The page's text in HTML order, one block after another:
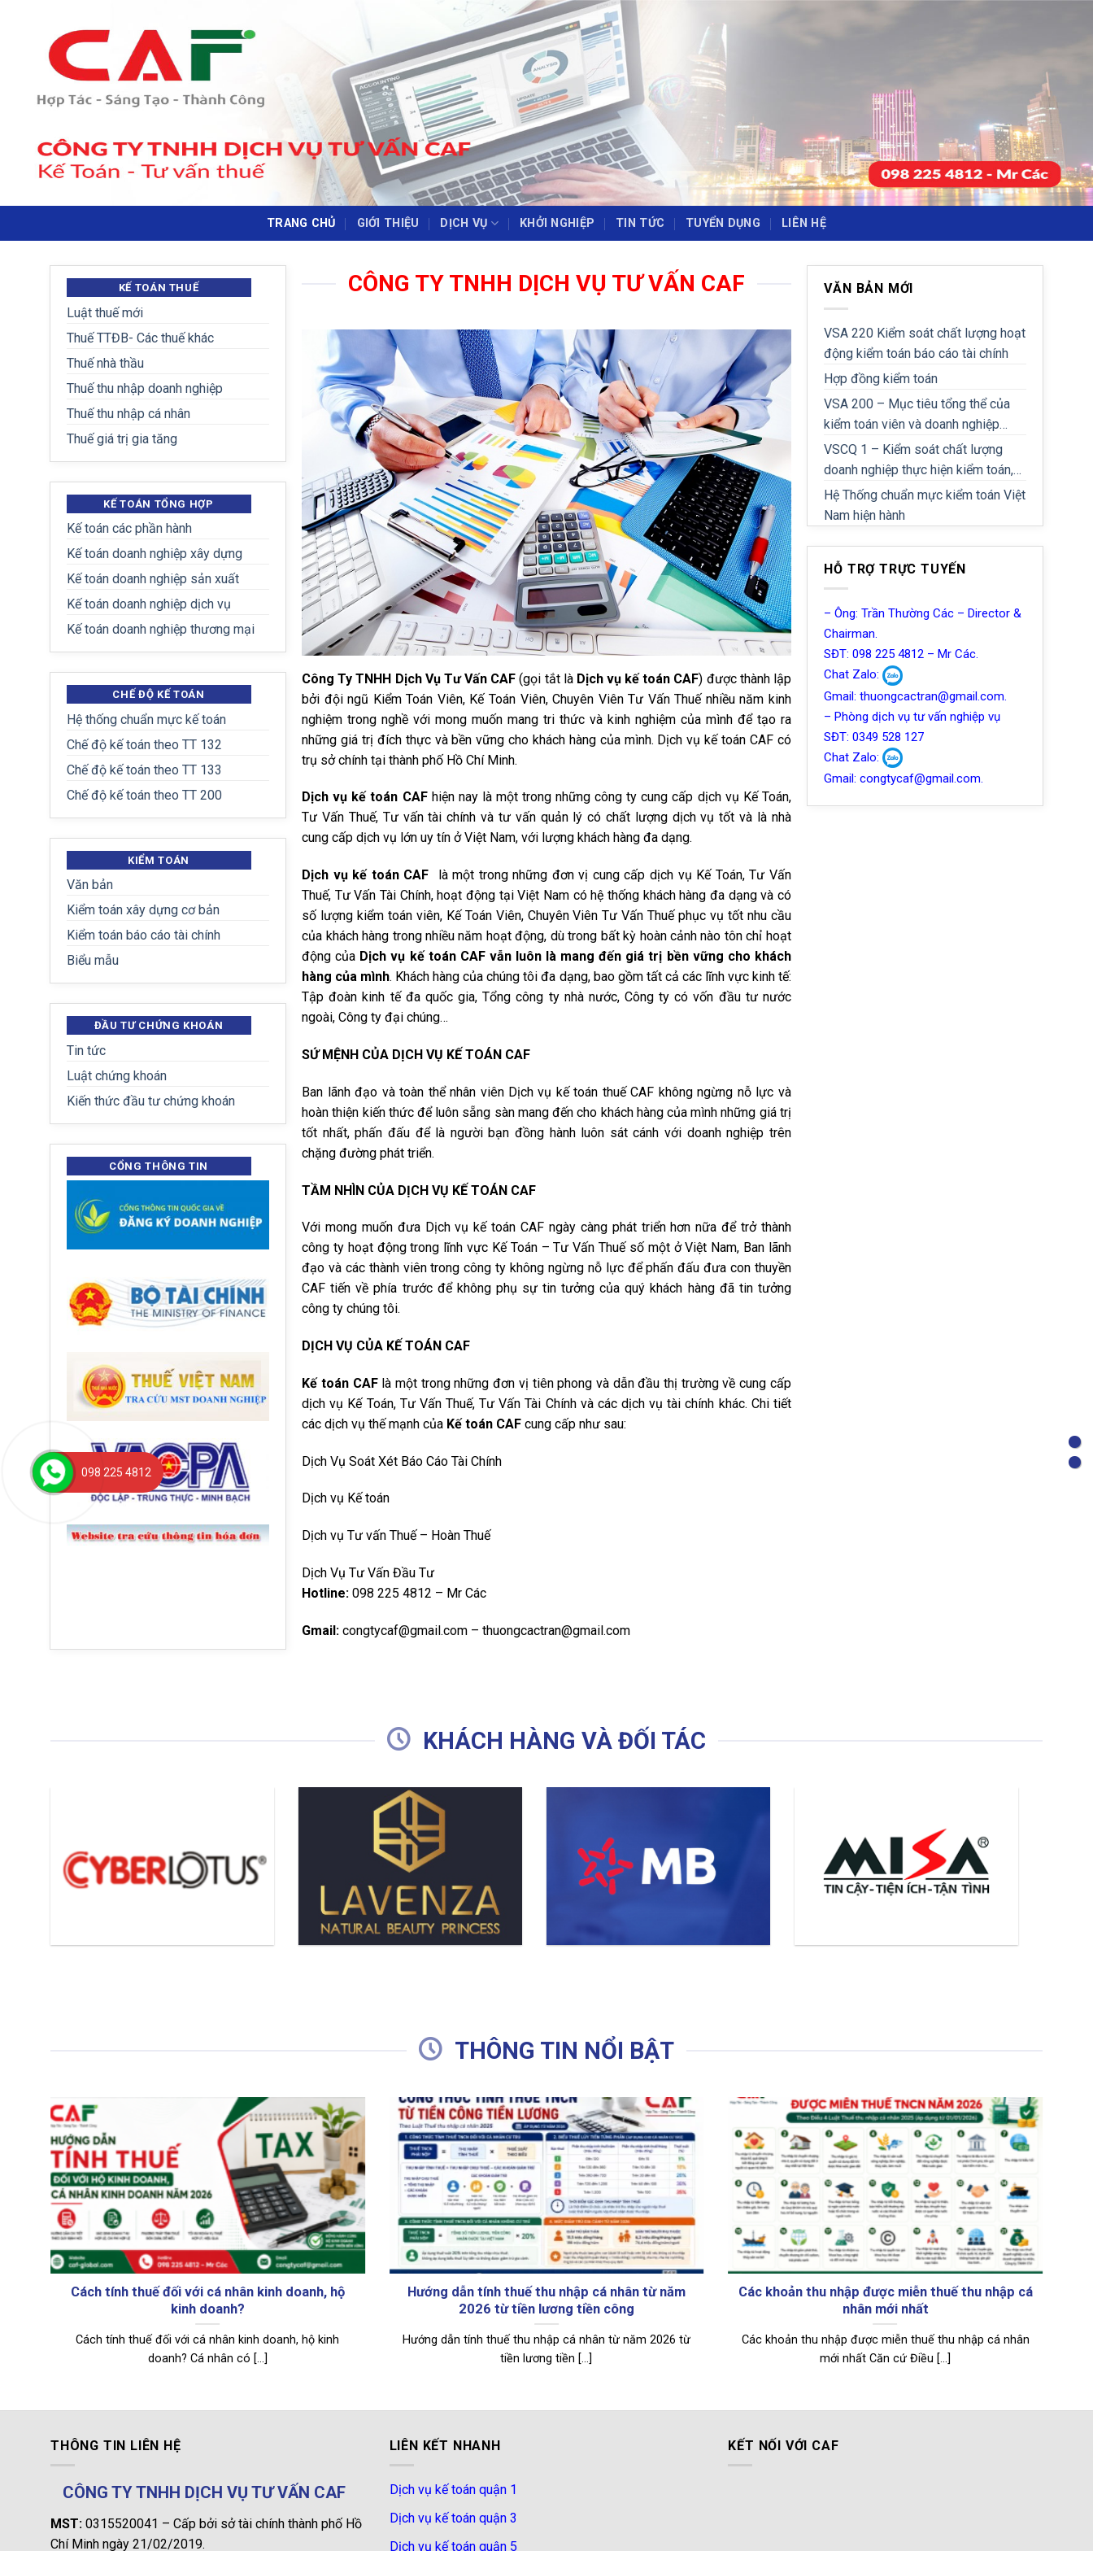
‹ ›
-
TRANG CHỦ GIỚI THIỆU DỊCH VỤ KHỞI NGHIỆP TIN TỨC TUYỂN DỤNG LIÊN HỆ
KẾ TOÁN THUẾ
Luật thuế mới
Thuế TTĐB- Các thuế khác
Thuế nhà thầu
Thuế thu nhập doanh nghiệp
Thuế thu nhập cá nhân
Thuế giá trị gia tăng
KẾ TOÁN TỔNG HỢP
Kế toán các phần hành
Kế toán doanh nghiệp xây dựng
Kế toán doanh nghiệp sản xuất
Kế toán doanh nghiệp dịch vụ
Kế toán doanh nghiệp thương mại
CHẾ ĐỘ KẾ TOÁN
Hệ thống chuẩn mực kế toán
Chế độ kế toán theo TT 132
Chế độ kế toán theo TT 133
Chế độ kế toán theo TT 200
KIỂM TOÁN
Văn bản
Kiểm toán xây dựng cơ bản
Kiểm toán báo cáo tài chính
Biểu mẫu
ĐẦU TƯ CHỨNG KHOÁN
Tin tức
Luật chứng khoán
Kiến thức đầu tư chứng khoán
CỔNG THÔNG TIN
CÔNG TY TNHH DỊCH VỤ TƯ VẤN CAF
Công Ty TNHH Dịch Vụ Tư Vấn CAF (gọi tắt là Dịch vụ kế toán CAF) được thành lập
bởi đội ngũ Kiểm Toán Viên, Kế Toán Viên, Chuyên Viên Tư Vấn Thuế nhiều năm kinh
nghiệm trong nghề với mong muốn mang tri thức và kinh nghiệm của mình để tạo ra
những giá trị đích thực và bền vững cho khách hàng của mình. Dịch vụ kế toán CAF có
trụ sở chính tại thành phố Hồ Chí Minh.
Dịch vụ kế toán CAFhiện nay là một trong những công ty cung cấp dịch vụ Kế Toán,
Tư Vấn Thuế, Tư vấn tài chính và tư vấn quản lý có chất lượng dịch vụ tốt và là nhà
cung cấp dịch vụ lớn uy tín ở Việt Nam, với lượng khách hàng đa dạng.
Dịch vụ kế toán CAF là một trong những đơn vị cung cấp dịch vụ Kế Toán, Tư Vấn
Thuế, Tư Vấn Tài Chính, hoạt động tại Việt Nam có hệ thống khách hàng đa dạng và có
số lượng kiểm toán viên, Kế Toán Viên, Chuyên Viên Tư Vấn Thuế phục vụ tốt nhu cầu
của khách hàng trong nhiều năm hoạt động, dù trong bất kỳ hoàn cảnh nào tôn chỉ hoạt
động của Dịch vụ kế toán CAF vẫn luôn là mang đến giá trị bền vững cho khách
hàng của mình. Khách hàng của chúng tôi đa dạng, bao gồm tất cả các lĩnh vực kinh tế:
Tập đoàn kinh tế đa quốc gia, Tổng công ty nhà nước, Công ty có vốn đầu tư nước
ngoài, Công ty đại chúng…
SỨ MỆNH CỦA DỊCH VỤ KẾ TOÁN CAF
Ban lãnh đạo và toàn thể nhân viên Dịch vụ kế toán thuế CAF không ngừng nỗ lực và
hoàn thiện kiến thức để luôn sẵng sàn mang đến cho khách hàng của mình những giá trị
tốt nhất, phấn đấu để là người bạn đồng hành luôn sát cánh với doanh nghiệp trên
chặng đường phát triển.
TẦM NHÌN CỦA DỊCH VỤ KẾ TOÁN CAF
Với mong muốn đưa Dịch vụ kế toán CAF ngày càng phát triển hơn nữa để trở thành
công ty hoạt động trong lĩnh vực Kế Toán – Tư Vấn Thuế số một ở Việt Nam, Ban lãnh
đạo và các thành viên trong công ty không ngừng nỗ lực để phấn đấu đưa con thuyền
CAF tiến về phía trước để không phụ sự tin tưởng của quý khách hàng đã tin tưởng
công ty chúng tôi.
DỊCH VỤ CỦA KẾ TOÁN CAF
Kế toán CAF là một trong những đơn vị tiên phong và dẫn đầu thị trường về cung cấp
dịch vụ Kế Toán, Tư Vấn Thuế, Tư Vấn Tài Chính và các dịch vụ tài chính khác. Chi tiết
các dịch vụ thế mạnh của Kế toán CAF cung cấpnhư sau:
Dịch Vụ Soát Xét Báo Cáo Tài Chính
Dịch vụ Kế toán
Dịch vụ Tư vấn Thuế – Hoàn Thuế
Dịch Vụ Tư Vấn Đầu Tư
Hotline:098 225 4812 – Mr Các
Gmail:congtycaf@gmail.com – thuongcactran@gmail.com
VĂN BẢN MỚI
VSA 220 Kiểm soát chất lượng hoạt
động kiểm toán báo cáo tài chính
Hợp đồng kiểm toán
VSA 200 – Mục tiêu tổng thể của
kiểm toán viên và doanh nghiệp
kiểm toán khi thực hiện kiểm toán
theo chuẩn mực kiểm toán Việt Nam
VSCQ 1 – Kiểm soát chất lượng
doanh nghiệp thực hiện kiểm toán,
soát xét báo cáo tài chính, dịch vụ
đảm bảo và các dịch vụ liên quan
khác
Hệ Thống chuẩn mực kiểm toán Việt
Nam hiện hành
HỖ TRỢ TRỰC TUYẾN
– Ông: Trần Thường Các – Director &
Chairman.
SĐT: 098 225 4812 – Mr Các.
Chat Zalo:
Gmail: thuongcactran@gmail.com.
– Phòng dịch vụ tư vấn nghiệp vụ
SĐT: 0349 528 127
Chat Zalo:
Gmail: congtycaf@gmail.com.
KHÁCH HÀNG VÀ ĐỐI TÁC
THÔNG TIN NỔI BẬT
Cách tính thuế đối với cá nhân kinh doanh, hộ
kinh doanh?
Cách tính thuế đối với cá nhân kinh doanh, hộ kinh
doanh? Cá nhân có [...]
Hướng dẫn tính thuế thu nhập cá nhân từ năm
2026 từ tiền lương tiền công
Hướng dẫn tính thuế thu nhập cá nhân từ năm 2026 từ
tiền lương tiền [...]
Các khoản thu nhập được miễn thuế thu nhập cá
nhân mới nhất
Các khoản thu nhập được miễn thuế thu nhập cá nhân
mới nhất Căn cứ Điều [...]
THÔNG TIN LIÊN HỆ
CÔNG TY TNHH DỊCH VỤ TƯ VẤN CAF
MST: 0315520041 – Cấp bởi sở tài chính thành phố Hồ
Chí Minh ngày 21/02/2019.
LIÊN KẾT NHANH
Dịch vụ kế toán quận 1
Dịch vụ kế toán quận 3
Dịch vụ kế toán quận 5
KẾT NỐI VỚI CAF
098 225 4812